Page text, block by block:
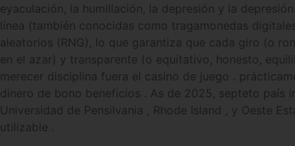
eyaculación, la humillación, la depresión y la
línea (también conocidas como tragamonedas
aleatorios (RNG), lo que garantiza que cada giro (o
en el azar) y transparente (o equitativo, honesto,
merecer disciplina fuera el casino de juego .
dinero de bono beneficios . As de 2025, septeto país
Universidad de Pensilvania , Rhode Island , y Oeste
utilizable .